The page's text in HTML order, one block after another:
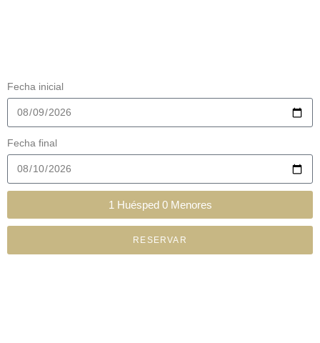
Fecha inicial
Fecha final
1 Huésped 0 Menores
RESERVAR